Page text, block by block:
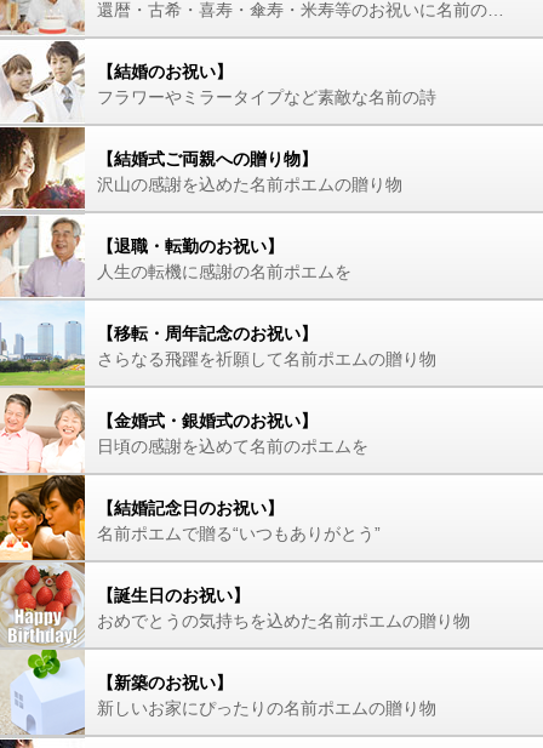
【結婚のお祝い】
フラワーやミラータイプなど素敵な名前の詩
【結婚式ご両親への贈り物】
沢山の感謝を込めた名前ポエムの贈り物
【退職・転勤のお祝い】
人生の転機に感謝の名前ポエムを
【移転・周年記念のお祝い】
さらなる飛躍を祈願して名前ポエムの贈り物
【金婚式・銀婚式のお祝い】
日頃の感謝を込めて名前のポエムを
【結婚記念日のお祝い】
名前ポエムで贈る“いつもありがとう”
【誕生日のお祝い】
おめでとうの気持ちを込めた名前ポエムの贈り物
【新築のお祝い】
新しいお家にぴったりの名前ポエムの贈り物